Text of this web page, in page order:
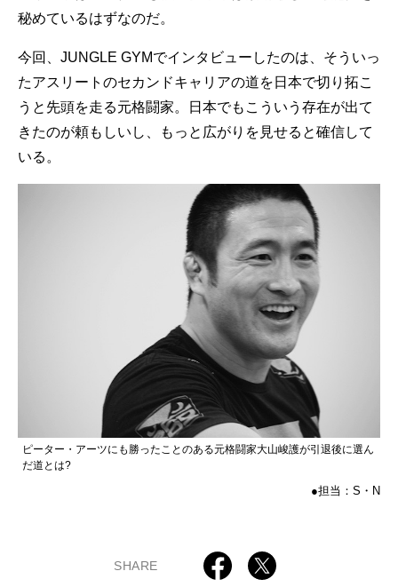
秘めているはずなのだ。
今回、JUNGLE GYMでインタビューしたのは、そういっ
たアスリートのセカンドキャリアの道を日本で切り拓こ
うと先頭を走る元格闘家。日本でもこういう存在が出て
きたのが頼もしいし、もっと広がりを見せると確信して
いる。
ピーター・アーツにも勝ったことのある元格闘家大山峻護が引退後に選ん
だ道とは?
●担当：S・N
SHARE